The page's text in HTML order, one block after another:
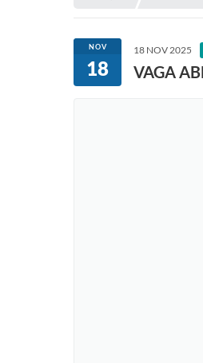
NOV
18
18 NOV 2025
VAGA